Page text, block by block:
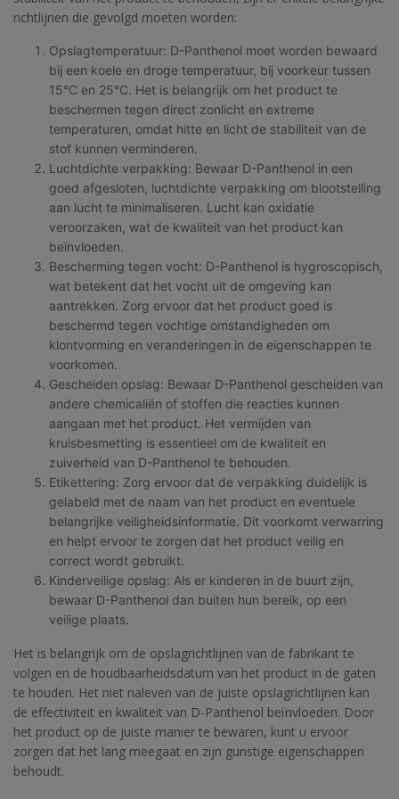
richtlijnen die gevolgd moeten worden:
Opslagtemperatuur: D-Panthenol moet worden bewaard
bij een koele en droge temperatuur, bij voorkeur tussen
15°C en 25°C. Het is belangrijk om het product te
beschermen tegen direct zonlicht en extreme
temperaturen, omdat hitte en licht de stabiliteit van de
stof kunnen verminderen.
Luchtdichte verpakking: Bewaar D-Panthenol in een
goed afgesloten, luchtdichte verpakking om blootstelling
aan lucht te minimaliseren. Lucht kan oxidatie
veroorzaken, wat de kwaliteit van het product kan
beïnvloeden.
Bescherming tegen vocht: D-Panthenol is hygroscopisch,
wat betekent dat het vocht uit de omgeving kan
aantrekken. Zorg ervoor dat het product goed is
beschermd tegen vochtige omstandigheden om
klontvorming en veranderingen in de eigenschappen te
voorkomen.
Gescheiden opslag: Bewaar D-Panthenol gescheiden van
andere chemicaliën of stoffen die reacties kunnen
aangaan met het product. Het vermijden van
kruisbesmetting is essentieel om de kwaliteit en
zuiverheid van D-Panthenol te behouden.
Etikettering: Zorg ervoor dat de verpakking duidelijk is
gelabeld met de naam van het product en eventuele
belangrijke veiligheidsinformatie. Dit voorkomt verwarring
en helpt ervoor te zorgen dat het product veilig en
correct wordt gebruikt.
Kinderveilige opslag: Als er kinderen in de buurt zijn,
bewaar D-Panthenol dan buiten hun bereik, op een
veilige plaats.
Het is belangrijk om de opslagrichtlijnen van de fabrikant te
volgen en de houdbaarheidsdatum van het product in de gaten
te houden. Het niet naleven van de juiste opslagrichtlijnen kan
de effectiviteit en kwaliteit van D-Panthenol beïnvloeden. Door
het product op de juiste manier te bewaren, kunt u ervoor
zorgen dat het lang meegaat en zijn gunstige eigenschappen
behoudt.